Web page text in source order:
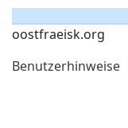
oostfraeisk.org
Benutzerhinweise